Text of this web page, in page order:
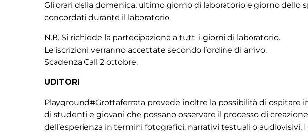
Gli orari della domenica, ultimo giorno di laboratorio e giorno dello
concordati durante il laboratorio.
N.B. Si richiede la partecipazione a tutti i giorni di laboratorio.
Le iscrizioni verranno accettate secondo l’ordine di arrivo.
Scadenza Call 2 ottobre.
UDITORI
Playground#Grottaferrata prevede inoltre la possibilità di ospitare
di studenti e giovani che possano osservare il processo di
dell’esperienza in termini fotografici, narrativi testuali o audiovisivi.